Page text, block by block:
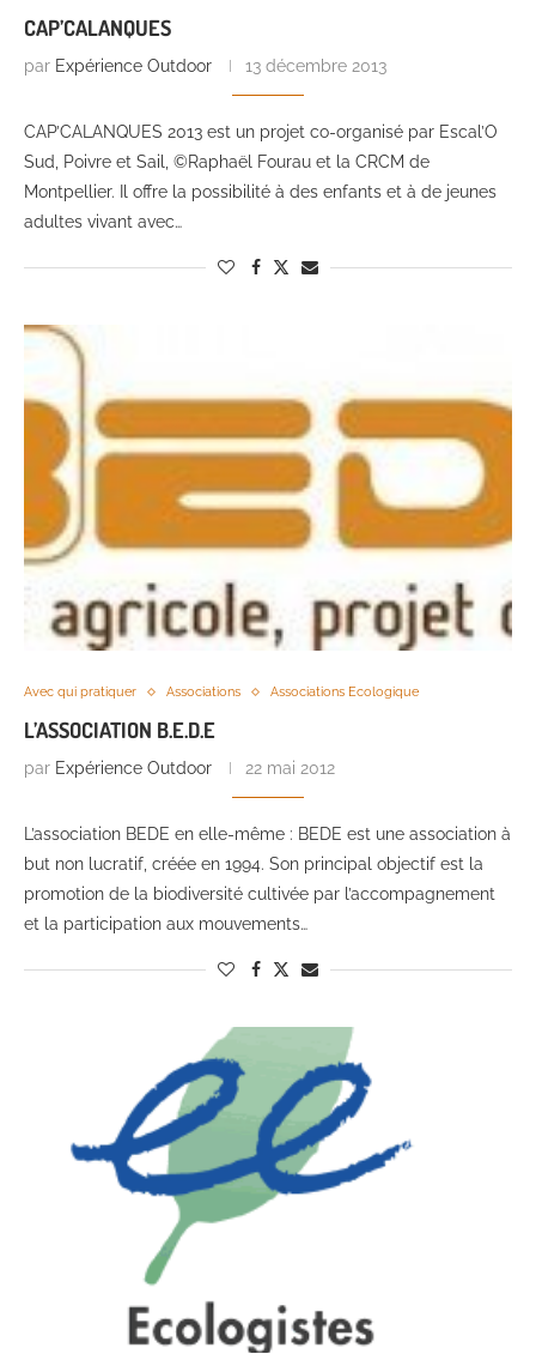
CAP’CALANQUES
par Expérience Outdoor 13 décembre 2013
CAP’CALANQUES 2013 est un projet co-organisé par Escal’O
Sud, Poivre et Sail, ©Raphaël Fourau et la CRCM de
Montpellier. Il offre la possibilité à des enfants et à de jeunes
adultes vivant avec…
Avec qui pratiquer Associations Associations Ecologique
L’ASSOCIATION B.E.D.E
par Expérience Outdoor 22 mai 2012
L’association BEDE en elle-même : BEDE est une association à
but non lucratif, créée en 1994. Son principal objectif est la
promotion de la biodiversité cultivée par l’accompagnement
et la participation aux mouvements…